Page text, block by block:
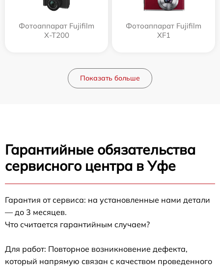
Фотоаппарат Fujifilm
X-T200
Фотоаппарат Fujifilm
XF1
Показать больше
Гарантийные обязательства
сервисного центра в Уфе
Гарантия от сервиса: на установленные нами детали
— до 3 месяцев.
Что считается гарантийным случаем?
Для работ: Повторное возникновение дефекта,
который напрямую связан с качеством проведенного